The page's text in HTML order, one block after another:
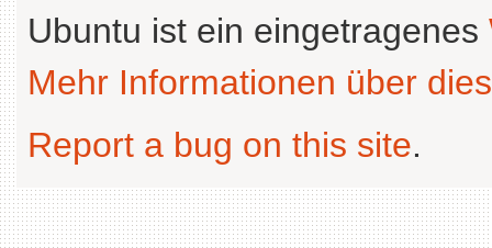
Ubuntu ist ein eingetragenes
Mehr Informationen über
Report a bug on this site.